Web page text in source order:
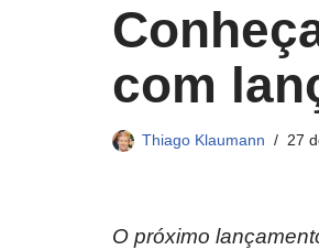
com
Thiago Klaumann 27
O próximo